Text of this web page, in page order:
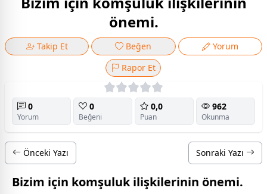
önemi.
Takip Et Beğen
Yorum
Rapor Et
0
Yorum
0
Beğeni
0,0
Puan
962
Okunma
Önceki Yazı Sonraki Yazı
Bizim için komşuluk ilişkilerinin önemi.